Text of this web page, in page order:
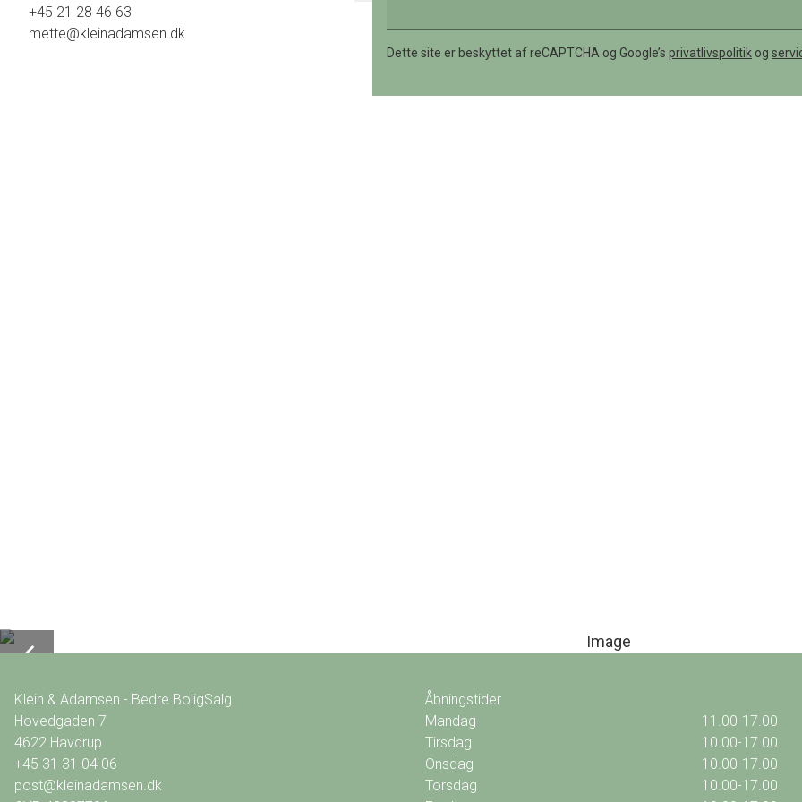
+45 21 28 46 63
mette@kleinadamsen.dk
Dette site er beskyttet af reCAPTCHA og Google’s privatlivspolitik og
Klein & Adamsen - Bedre BoligSalg
Hovedgaden 7
4622 Havdrup
+45 31 31 04 06
post@kleinadamsen.dk
Åbningstider
Mandag
11.00-17.00
Tirsdag
10.00-17.00
Onsdag
10.00-17.00
Torsdag
10.00-17.00